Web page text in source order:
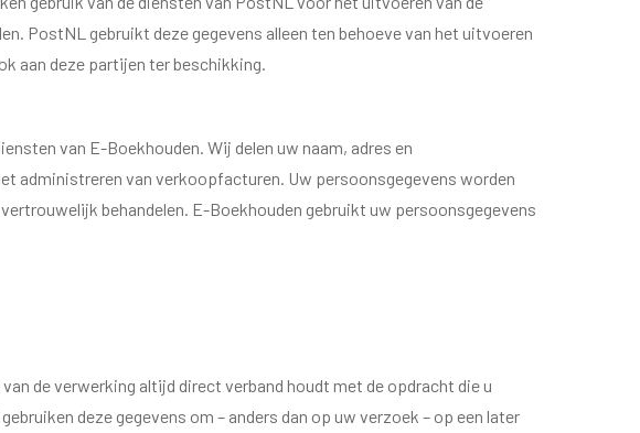
PostNL gebruikt deze gegevens alleen ten behoeve van het uitvoeren
aan deze partijen ter beschikking.
van E-Boekhouden. Wij delen uw naam, adres en
administreren van verkoopfacturen. Uw persoonsgegevens worden
behandelen. E-Boekhouden gebruikt uw persoonsgegevens
de verwerking altijd direct verband houdt met de opdracht die u
deze gegevens om – anders dan op uw verzoek – op een later